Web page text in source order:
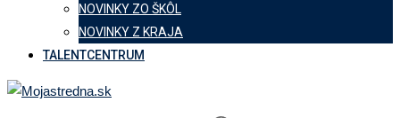
NOVINKY ZO ŠKÔL
NOVINKY Z KRAJA
TALENTCENTRUM